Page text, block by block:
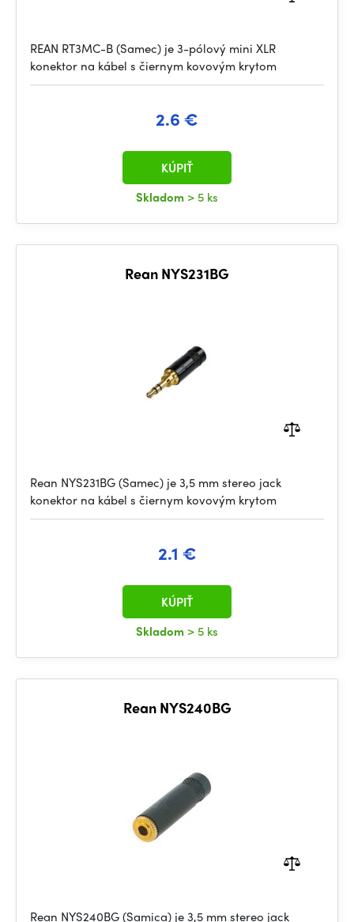
REAN RT3MC-B (Samec) je 3-pólový mini XLR
konektor na kábel s čiernym kovovým krytom
2.6 €
Skladom > 5 ks
KÚPIŤ
Rean NYS231BG
Rean NYS231BG (Samec) je 3,5 mm stereo jack
konektor na kábel s čiernym kovovým krytom
2.1 €
Skladom > 5 ks
KÚPIŤ
Rean NYS240BG
Rean NYS240BG (Samica) je 3,5 mm stereo jack